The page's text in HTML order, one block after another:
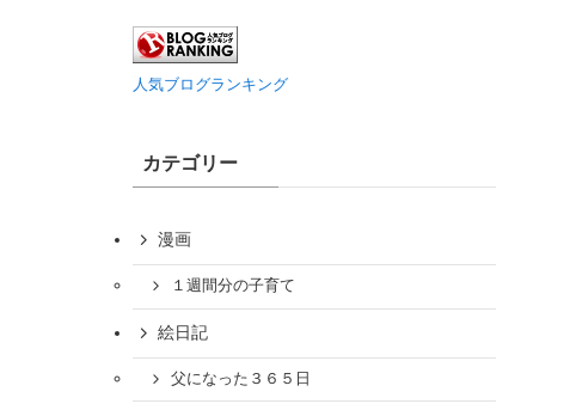
人気ブログランキング
カテゴリー
漫画
１週間分の子育て
絵日記
父になった３６５日